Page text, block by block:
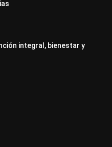
integral, bienestar y